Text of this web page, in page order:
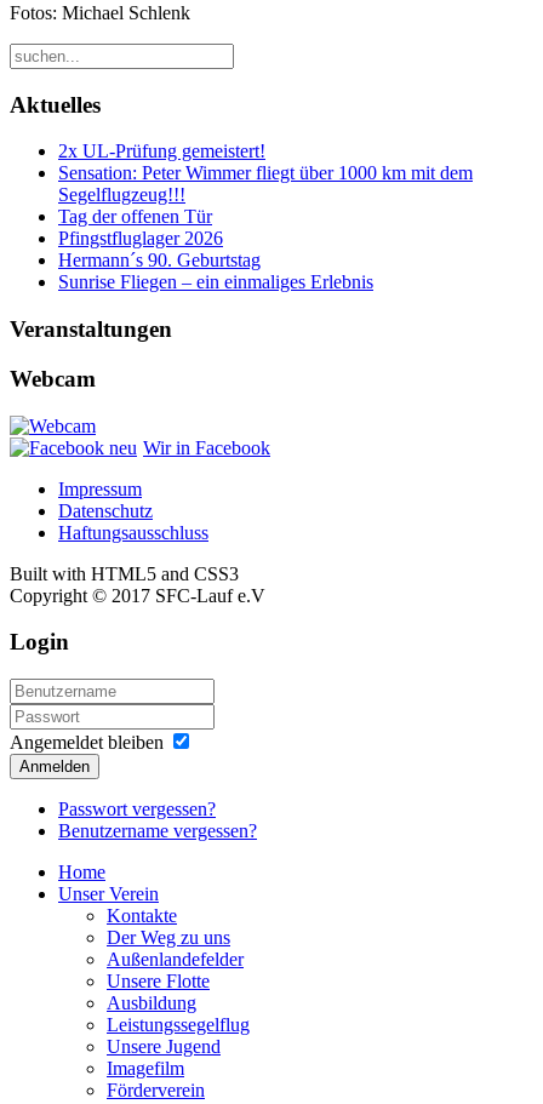
Fotos: Michael Schlenk
Aktuelles
2x UL-Prüfung gemeistert!
Sensation: Peter Wimmer fliegt über 1000 km mit dem
Segelflugzeug!!!
Tag der offenen Tür
Pfingstfluglager 2026
Hermann´s 90. Geburtstag
Sunrise Fliegen – ein einmaliges Erlebnis
Veranstaltungen
Webcam
Wir in Facebook
Impressum
Datenschutz
Haftungsausschluss
Built with HTML5 and CSS3
Copyright © 2017 SFC-Lauf e.V
Login
Angemeldet bleiben
Anmelden
Passwort vergessen?
Benutzername vergessen?
Home
Unser Verein
Kontakte
Der Weg zu uns
Außenlandefelder
Unsere Flotte
Ausbildung
Leistungssegelflug
Unsere Jugend
Imagefilm
Förderverein